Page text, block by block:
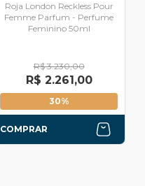
Roja London Reckless Pour
Femme Parfum - Perfume
Feminino 50ml
R$ 3.230,00
R$ 2.261,00
30%
COMPRAR